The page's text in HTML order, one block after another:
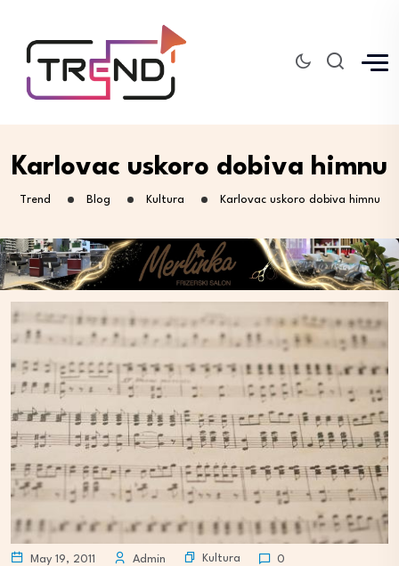
Karlovac uskoro dobiva himnu
Trend Blog Kultura Karlovac uskoro dobiva himnu
May 19, 2011 Admin Kultura 0